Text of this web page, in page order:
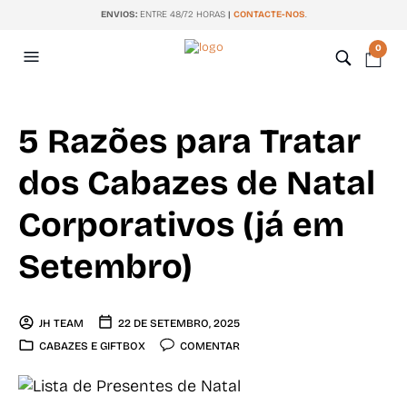
ENVIOS:ENTRE 48/72 HORAS | CONTACTE-NOS.
0
5 Razões para Tratar
dos Cabazes de Natal
Corporativos (já em
Setembro)
JH TEAM
22 DE SETEMBRO, 2025
CABAZES E GIFTBOX
COMENTAR